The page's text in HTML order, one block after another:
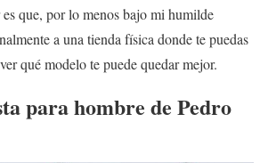
que, por lo menos bajo mi humilde
a una tienda física donde te puedas
qué modelo te puede quedar mejor.
para hombre de Pedro